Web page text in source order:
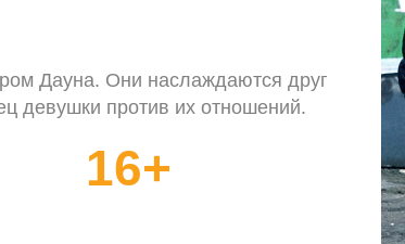
Дауна. Они наслаждаются друг
девушки против их отношений.
16+